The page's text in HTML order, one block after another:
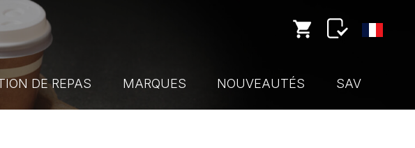
DE REPAS MARQUES NOUVEAUTÉS SAV